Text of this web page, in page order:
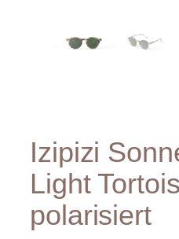
Izipizi
Light
polarisiert